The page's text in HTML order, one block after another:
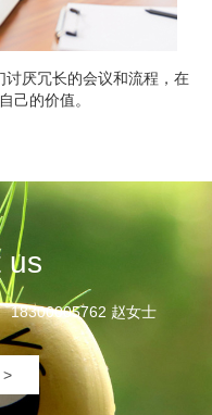
厌冗长的会议和流程，在
己的价值。
us
18300005762 赵女士
>